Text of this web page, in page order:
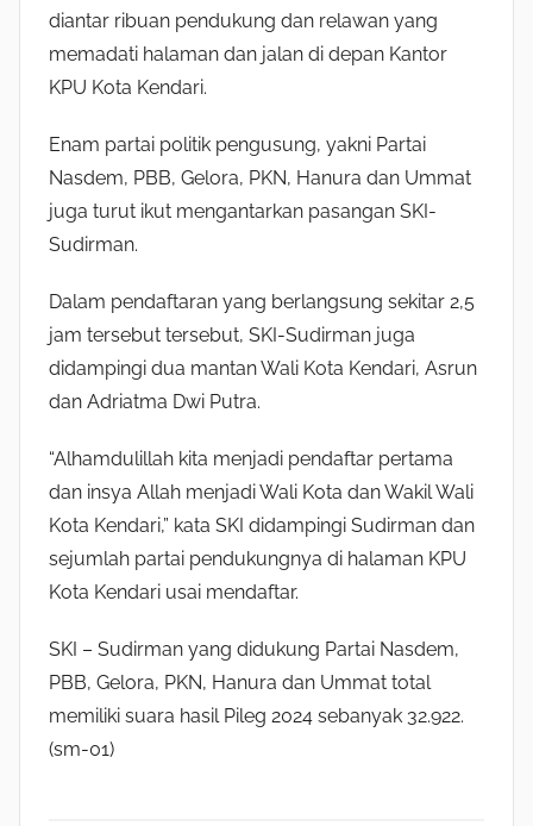
diantar ribuan pendukung dan relawan yang
memadati halaman dan jalan di depan Kantor
KPU Kota Kendari.
Enam partai politik pengusung, yakni Partai
Nasdem, PBB, Gelora, PKN, Hanura dan Ummat
juga turut ikut mengantarkan pasangan SKI-
Sudirman.
Dalam pendaftaran yang berlangsung sekitar 2,5
jam tersebut tersebut, SKI-Sudirman juga
didampingi dua mantan Wali Kota Kendari, Asrun
dan Adriatma Dwi Putra.
“Alhamdulillah kita menjadi pendaftar pertama
dan insya Allah menjadi Wali Kota dan Wakil Wali
Kota Kendari,” kata SKI didampingi Sudirman dan
sejumlah partai pendukungnya di halaman KPU
Kota Kendari usai mendaftar.
SKI – Sudirman yang didukung Partai Nasdem,
PBB, Gelora, PKN, Hanura dan Ummat total
memiliki suara hasil Pileg 2024 sebanyak 32.922.
(sm-01)